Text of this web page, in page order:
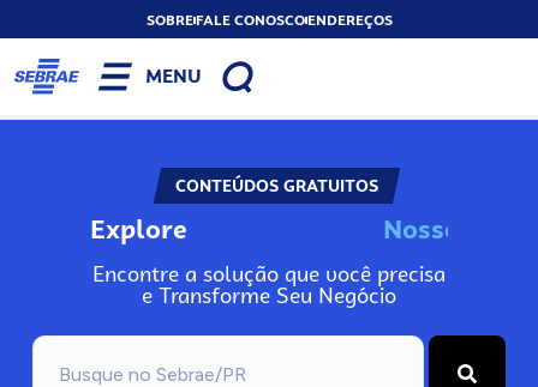
SOBREFALE CONOSCOENDEREÇOS
MENU
CONTEÚDOS GRATUITOS
Explore No
Encontre a solução que você precisa
e Transforme Seu Negócio